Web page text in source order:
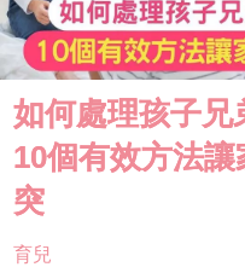
如何處理孩子兄
10個有效方法
突
育兒